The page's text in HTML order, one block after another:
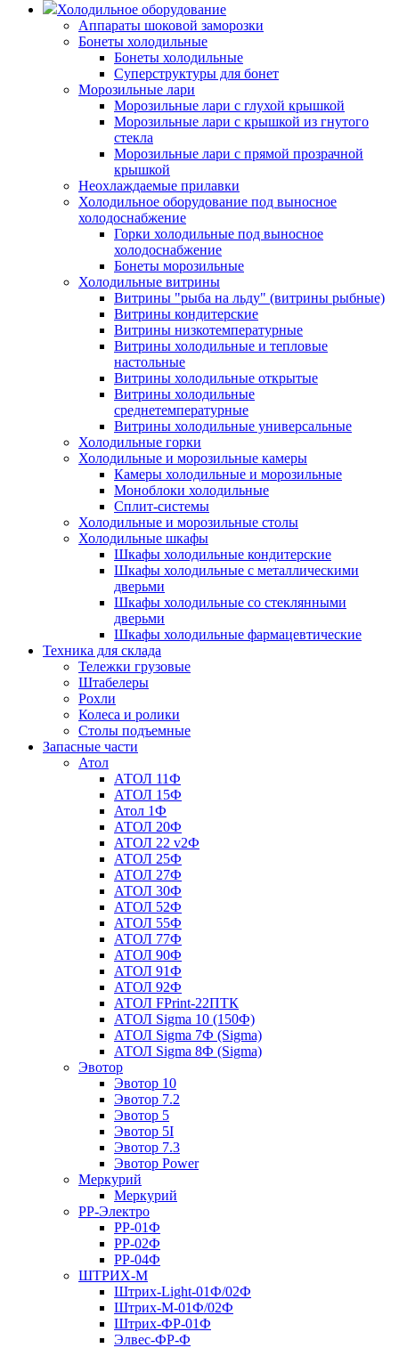
Холодильное оборудование
Аппараты шоковой заморозки
Бонеты холодильные
Бонеты холодильные
Суперструктуры для бонет
Морозильные лари
Морозильные лари с глухой крышкой
Морозильные лари с крышкой из гнутого
стекла
Морозильные лари с прямой прозрачной
крышкой
Неохлаждаемые прилавки
Холодильное оборудование под выносное
холодоснабжение
Горки холодильные под выносное
холодоснабжение
Бонеты морозильные
Холодильные витрины
Витрины "рыба на льду" (витрины рыбные)
Витрины кондитерские
Витрины низкотемпературные
Витрины холодильные и тепловые
настольные
Витрины холодильные открытые
Витрины холодильные
среднетемпературные
Витрины холодильные универсальные
Холодильные горки
Холодильные и морозильные камеры
Камеры холодильные и морозильные
Моноблоки холодильные
Сплит-системы
Холодильные и морозильные столы
Холодильные шкафы
Шкафы холодильные кондитерские
Шкафы холодильные с металлическими
дверьми
Шкафы холодильные со стеклянными
дверьми
Шкафы холодильные фармацевтические
Техника для склада
Тележки грузовые
Штабелеры
Рохли
Колеса и ролики
Столы подъемные
Запасные части
Атол
АТОЛ 11Ф
АТОЛ 15Ф
Атол 1Ф
АТОЛ 20Ф
АТОЛ 22 v2Ф
АТОЛ 25Ф
АТОЛ 27Ф
АТОЛ 30Ф
АТОЛ 52Ф
АТОЛ 55Ф
АТОЛ 77Ф
АТОЛ 90Ф
АТОЛ 91Ф
АТОЛ 92Ф
АТОЛ FPrint-22ПТК
АТОЛ Sigma 10 (150Ф)
АТОЛ Sigma 7Ф (Sigma)
АТОЛ Sigma 8Ф (Sigma)
Эвотор
Эвотор 10
Эвотор 7.2
Эвотор 5
Эвотор 5I
Эвотор 7.3
Эвотор Power
Меркурий
Меркурий
РР-Электро
РР-01Ф
РР-02Ф
РР-04Ф
ШТРИХ-М
Штрих-Light-01Ф/02Ф
Штрих-М-01Ф/02Ф
Штрих-ФР-01Ф
Элвес-ФР-Ф